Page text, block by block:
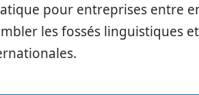
pour entreprises entre
les fossés linguistiques